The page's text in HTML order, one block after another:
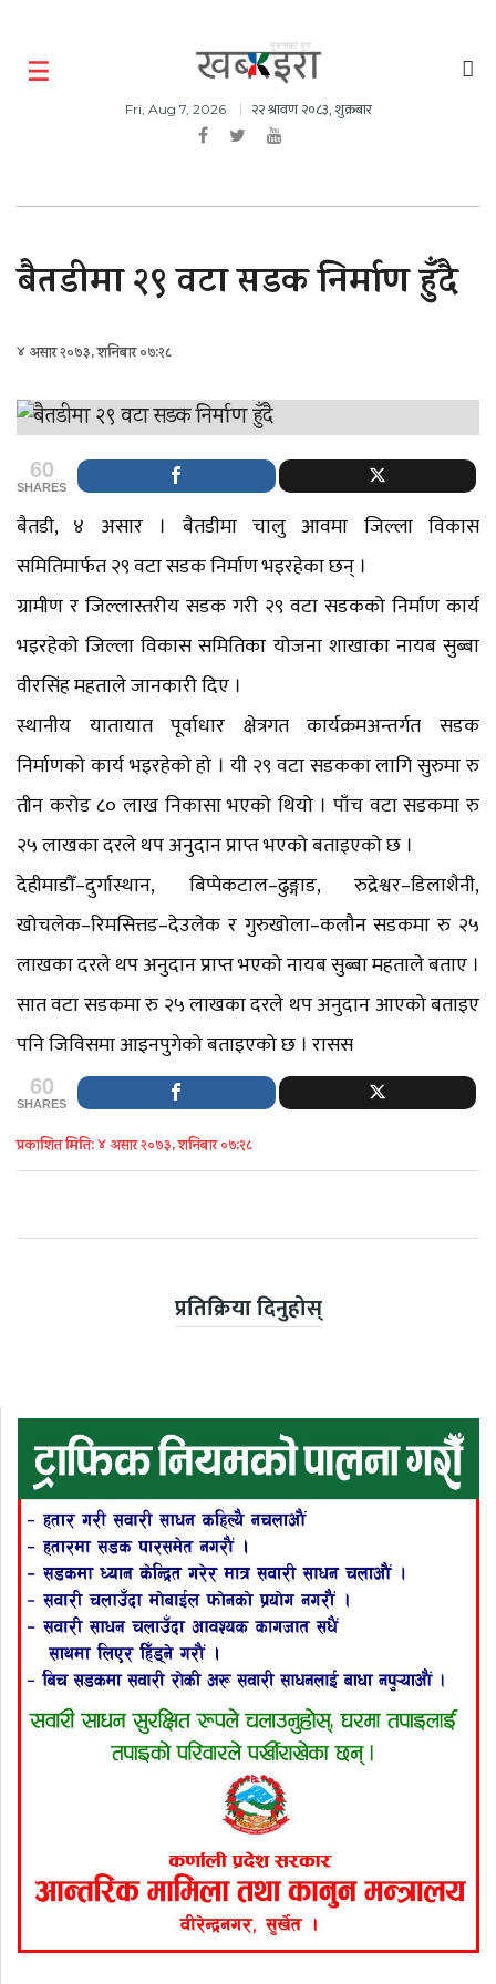
Fri, Aug 7, 2026 २२ श्रावण २०८३, शुक्रबार
बैतडीमा २९ वटा सडक निर्माण हुँदै
४ असार २०७३, शनिबार ०७:२८
60
SHARES
बैतडी, ४ असार । बैतडीमा चालु आवमा जिल्ला विकास
समितिमार्फत २९ वटा सडक निर्माण भइरहेका छन् ।
ग्रामीण र जिल्लास्तरीय सडक गरी २९ वटा सडकको निर्माण कार्य
भइरहेको जिल्ला विकास समितिका योजना शाखाका नायब सुब्बा
वीरसिंह महताले जानकारी दिए ।
स्थानीय यातायात पूर्वाधार क्षेत्रगत कार्यक्रमअन्तर्गत सडक
निर्माणको कार्य भइरहेको हो । यी २९ वटा सडकका लागि सुरुमा रु
तीन करोड ८० लाख निकासा भएको थियो । पाँच वटा सडकमा रु
२५ लाखका दरले थप अनुदान प्राप्त भएको बताइएको छ ।
देहीमाडौँ–दुर्गास्थान, बिप्पेकटाल–ढुङ्गाड, रुद्रेश्वर–डिलाशैनी,
खोचलेक–रिमसित्तड–देउलेक र गुरुखोला–कलौन सडकमा रु २५
लाखका दरले थप अनुदान प्राप्त भएको नायब सुब्बा महताले बताए ।
सात वटा सडकमा रु २५ लाखका दरले थप अनुदान आएको बताइए
पनि जिविसमा आइनपुगेको बताइएको छ । रासस
60
SHARES
प्रकाशित मिति: ४ असार २०७३, शनिबार ०७:२८
प्रतिक्रिया दिनुहोस्